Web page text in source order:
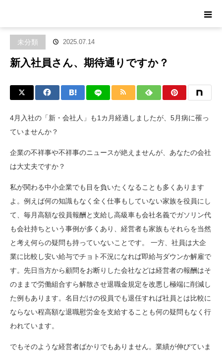
未分類 2025.07.14
新入社員さん、期待通りですか？
4月入社の「新・会社人」も1カ月経過しましたが、5月病に罹っ
ていませんか？
企業の不祥事や不祥事のニュースが絶えませんが、あなたの会社
は大丈夫ですか？
私が関わる中小企業でも目を負いたくなることも多くあります
よ。例えば何の知識もなく全く仕事もしていない家族を役員にし
て、毎月高額な役員報酬と支給し高級車も会社名義でガソリン代
も会社持ちという事例が多くあり、経営者も家族もそれらを当然
と考え何らの疑問も持っていないことです。 一方、社員は大企
業に比較し安い給与でチョト不況になれば即給与ダウンか解雇で
す。先日当方から顧問をお断りした会社などは経営者の報酬はそ
のままで労働組合すら解散させ退職金規定を改悪し極端に削減し
た例もあります。名目だけの役員でも退任すれば社員とは比較に
ならない程高額な退職慰労金を支給することも何の疑問もなく行
われています。
でもそのような経営者ばかりでもありません。業績が伸びていま